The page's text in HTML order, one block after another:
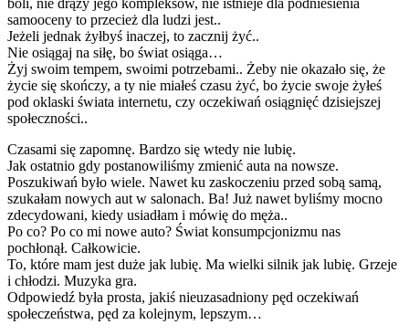
samooceny to przecież dla ludzi jest..
Jeżeli jednak żyłbyś inaczej, to zacznij żyć..
Nie osiągaj na siłę, bo świat osiąga…
Żyj swoim tempem, swoimi potrzebami.. Żeby nie okazało się, że
życie się skończy, a ty nie miałeś czasu żyć, bo życie swoje żyłeś
pod oklaski świata internetu, czy oczekiwań osiągnięć dzisiejszej
społeczności..
Czasami się zapomnę. Bardzo się wtedy nie lubię.
Jak ostatnio gdy postanowiliśmy zmienić auta na nowsze.
Poszukiwań było wiele. Nawet ku zaskoczeniu przed sobą samą,
szukałam nowych aut w salonach. Ba! Już nawet byliśmy mocno
zdecydowani, kiedy usiadłam i mówię do męża..
Po co? Po co mi nowe auto? Świat konsumpcjonizmu nas
pochłonął. Całkowicie.
To, które mam jest duże jak lubię. Ma wielki silnik jak lubię. Grzeje
i chłodzi. Muzyka gra.
Odpowiedź była prosta, jakiś nieuzasadniony pęd oczekiwań
społeczeństwa, pęd za kolejnym, lepszym…